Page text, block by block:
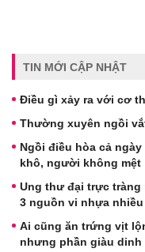
TIN MỚI CẬP NHẬT
Điều gì xảy ra với cơ
Thường xuyên ngồi
Ngồi điều hòa cả
khô, người không mệt
Ung thư đại trực tràng
3 nguồn vi nhựa
Ai cũng ăn trứng vịt
nhưng phần giàu